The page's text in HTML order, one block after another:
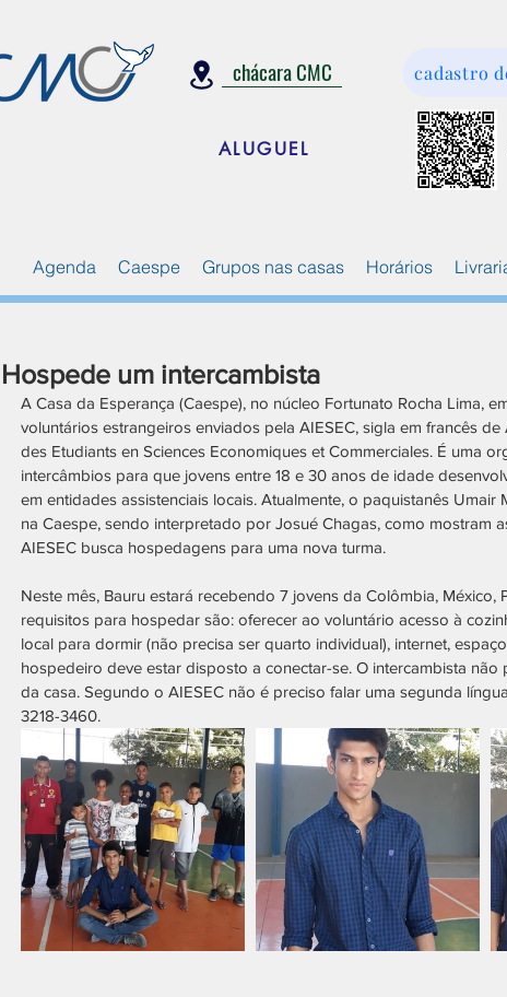
chácara CMC
ALUGUEL
cadastro
Agenda Caespe Grupos nas casas Horários
Hospede um intercambista
A Casa da Esperança (Caespe), no núcleo Fortunato Rocha Lima,
voluntários estrangeiros enviados pela AIESEC, sigla em francês
des Etudiants en Sciences Economiques et Commerciales. É uma
intercâmbios para que jovens entre 18 e 30 anos de idade
em entidades assistenciais locais. Atualmente, o paquistanês Umair
na Caespe, sendo interpretado por Josué Chagas, como mostram
AIESEC busca hospedagens para uma nova turma.
Neste mês, Bauru estará recebendo 7 jovens da Colômbia, México,
requisitos para hospedar são: oferecer ao voluntário acesso à
local para dormir (não precisa ser quarto individual), internet,
hospedeiro deve estar disposto a conectar-se. O intercambista não
da casa. Segundo o AIESEC não é preciso falar uma segunda
3218-3460.